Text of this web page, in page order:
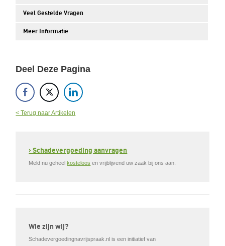
Veel Gestelde Vragen
Meer Informatie
Deel Deze Pagina
< Terug naar Artikelen
› Schadevergoeding aanvragen
Meld nu geheelkosteloos en vrijblijvend uw zaak bij ons aan.
Wie zijn wij?
Schadevergoedingnavrijspraak.nl is een initiatief van